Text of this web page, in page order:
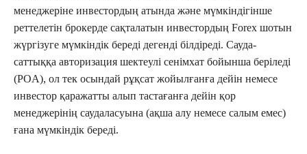
менеджеріне инвестордың атында және мүмкіндігінше
реттелетін брокерде сақталатын инвестордың Forex шотын
жүргізуге мүмкіндік береді дегенді білдіреді. Сауда-
саттыққа авторизация шектеулі сенімхат бойынша беріледі
(POA), ол тек осындай рұқсат жойылғанға дейін немесе
инвестор қаражатты алып тастағанға дейін қор
менеджерінің саудаласуына (ақша алу немесе салым емес)
ғана мүмкіндік береді.